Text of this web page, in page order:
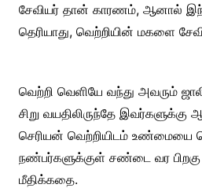
சேவியர் தான் காரணம், ஆனால்
தெரியாது, வெற்றியின் மகளை
வெற்றி வெளியே வந்து அவரும்
சிறு வயதிலிருந்தே
செரியன் வெற்றியிடம் உண்மையை
நண்பர்களுக்குள் சண்டை வர
மீதிக்கதை.